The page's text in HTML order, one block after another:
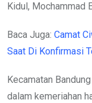
Kidul, Mochammad
Baca Juga: Camat
Saat Di Konfirmasi
Kecamatan
dalam kemeriahan